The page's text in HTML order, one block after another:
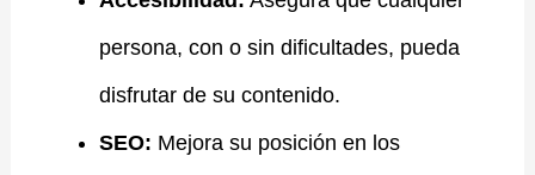
persona, con o sin dificultades, pueda
disfrutar de su contenido.
SEO: Mejora su posición en los